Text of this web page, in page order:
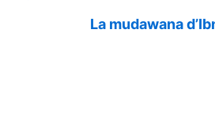
La mudawana